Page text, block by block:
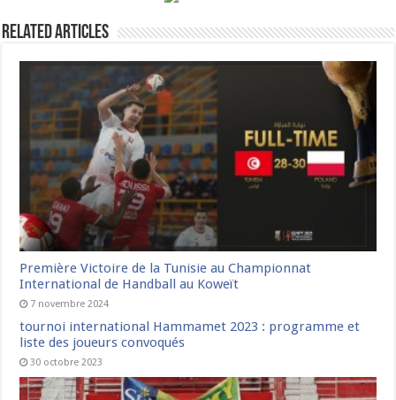
Related Articles
Première Victoire de la Tunisie au Championnat
International de Handball au Koweït
7 novembre 2024
tournoi international Hammamet 2023 : programme et
liste des joueurs convoqués
30 octobre 2023